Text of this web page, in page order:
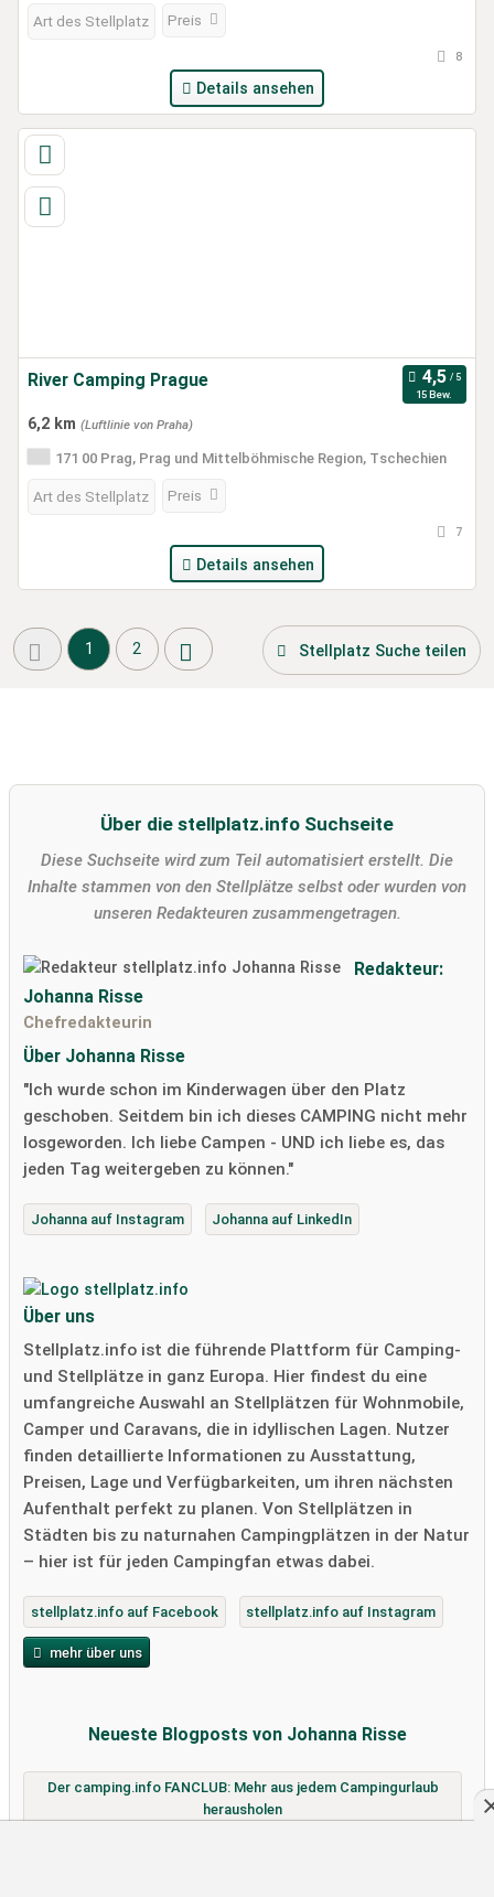
Art des Stellplatz Preis
8
Details ansehen
River Camping Prague
15 Bew.
6,2 km (Luftlinie von Praha)
171 00 Prag, Prag und Mittelböhmische Region, Tschechien
Art des Stellplatz Preis
7
Details ansehen
1 2 Stellplatz Suche teilen
Über die stellplatz.info Suchseite
Diese Suchseite wird zum Teil automatisiert erstellt. Die
Inhalte stammen von den Stellplätze selbst oder wurden von
unseren Redakteuren zusammengetragen.
Redakteur:
Johanna Risse
Chefredakteurin
Über Johanna Risse
"Ich wurde schon im Kinderwagen über den Platz
geschoben. Seitdem bin ich dieses CAMPING nicht mehr
losgeworden. Ich liebe Campen - UND ich liebe es, das
jeden Tag weitergeben zu können."
Johanna auf Instagram Johanna auf LinkedIn
Über uns
Stellplatz.info ist die führende Plattform für Camping-
und Stellplätze in ganz Europa. Hier findest du eine
umfangreiche Auswahl an Stellplätzen für Wohnmobile,
Camper und Caravans, die in idyllischen Lagen. Nutzer
finden detaillierte Informationen zu Ausstattung,
Preisen, Lage und Verfügbarkeiten, um ihren nächsten
Aufenthalt perfekt zu planen. Von Stellplätzen in
Städten bis zu naturnahen Campingplätzen in der Natur
– hier ist für jeden Campingfan etwas dabei.
stellplatz.info auf Facebook stellplatz.info auf Instagram
mehr über uns
Neueste Blogposts von Johanna Risse
Der camping.info FANCLUB: Mehr aus jedem Campingurlaub
herausholen